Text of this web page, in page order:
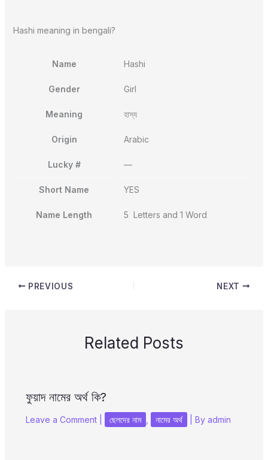
Hashi meaning in bengali?
Name Hashi
Gender Girl
Meaning হাস্য
Origin Arabic
Lucky # —
Short Name YES
Name Length 5 Letters and 1 Word
PREVIOUS NEXT
Related Posts
ফুয়াদ নামের অর্থ কি?
Leave a Comment ছেলদের নাম নামের অর্থ | By admin